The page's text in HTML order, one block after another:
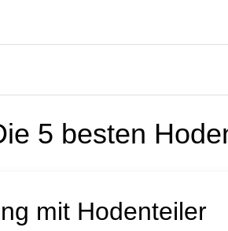
5 besten
mit Hodenteiler